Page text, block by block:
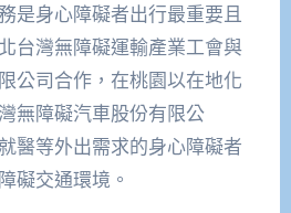
是身心障礙者出行最重要且
台灣無障礙運輸產業工會與
公司合作，在桃園以在地化
無障礙汽車股份有限公
醫等外出需求的身心障礙者
礙交通環境。